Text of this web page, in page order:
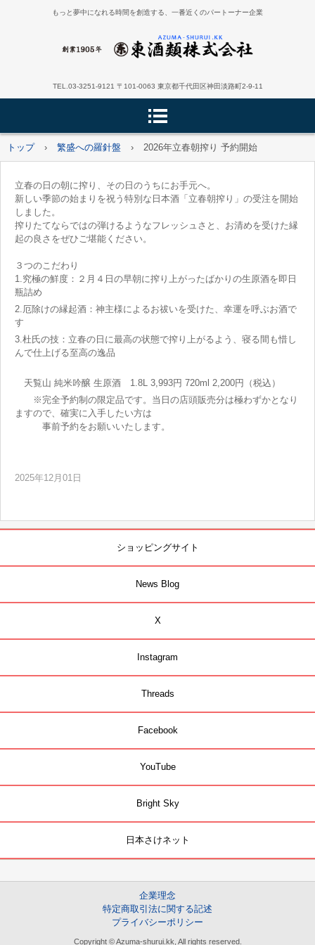
もっと夢中になれる時間を創造する、一番近くのパートーナー企業
TEL.03-3251-9121 〒101-0063 東京都千代田区神田淡路町2-9-11
トップ › 繁盛への羅針盤 › 2026年立春朝搾り 予約開始
立春の日の朝に搾り、その日のうちにお手元へ。
新しい季節の始まりを祝う特別な日本酒「立春朝搾り」の受注を開始
しました。
搾りたてならではの弾けるようなフレッシュさと、お清めを受けた縁
起の良さをぜひご堪能ください。
３つのこだわり
1.究極の鮮度：２月４日の早朝に搾り上がったばかりの生原酒を即日
瓶詰め
2.厄除けの縁起酒：神主様によるお祓いを受けた、幸運を呼ぶお酒で
す
3.杜氏の技：立春の日に最高の状態で搾り上がるよう、寝る間も惜し
んで仕上げる至高の逸品
天覧山 純米吟醸 生原酒 1.8L 3,993円 720ml 2,200円（税込）
※完全予約制の限定品です。当日の店頭販売分は極わずかとなり
ますので、確実に入手したい方は
事前予約をお願いいたします。
2025年12月01日
ショッピングサイト
News Blog
X
Instagram
Threads
Facebook
YouTube
Bright Sky
日本さけネット
企業理念
特定商取引法に関する記述
プライバシーポリシー
Copyright © Azuma-shurui.kk, All rights reserved.